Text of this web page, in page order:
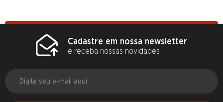
Cadastre em nossa newsletter
e receba nossas novidades